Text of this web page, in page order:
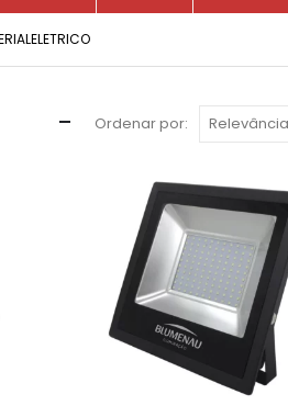
Ordenar por: